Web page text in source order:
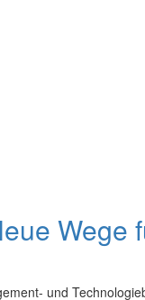
Wege
und